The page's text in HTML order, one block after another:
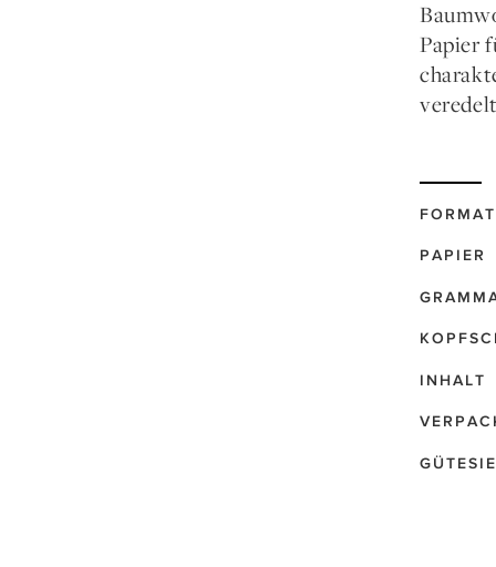
Papier
FORMAT
PAPIER
INHALT